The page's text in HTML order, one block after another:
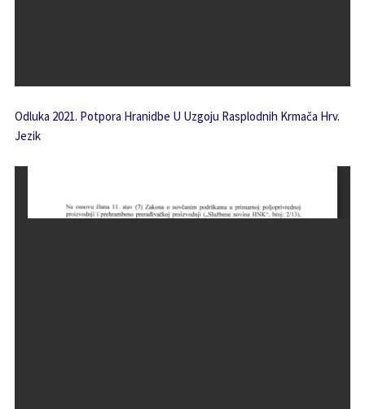
Odluka 2021. Potpora Hranidbe U Uzgoju Rasplodnih Krmača Hrv.
Jezik